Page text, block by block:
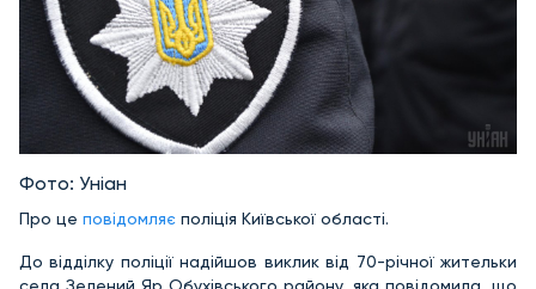
Фото: Уніан
Про це повідомляє поліція Київської області.
До відділку поліції надійшов виклик від 70-річної жительки